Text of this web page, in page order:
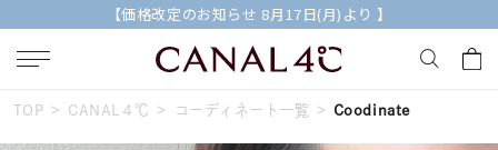
【価格改定のお知らせ 8月17日(月)より 】
キーワードで検索する
TOP CANAL４℃ コーディネート一覧 Coodinate